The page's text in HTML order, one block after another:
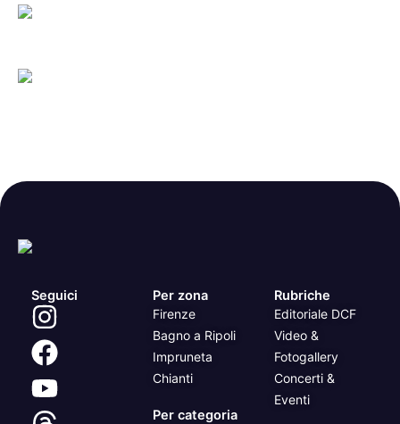
Seguici Per zona
Firenze
Bagno a Ripoli
Impruneta
Chianti
Per categoria
Rubriche
Editoriale DCF
Video &
Fotogallery
Concerti &
Eventi